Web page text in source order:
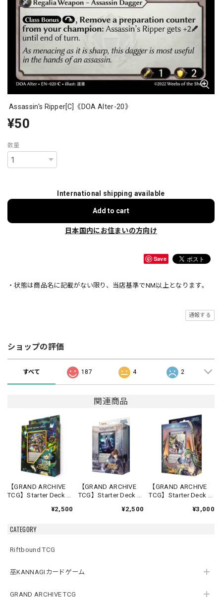
CATEGORY
Riftbound TCG
巫KANNAGIカードゲーム
GRAND ARCHIVE TCG
Assassin's Ripper[C]《DOA Alter-20》
¥50
数量
International shipping available
Add to cart
日本国内にお住まいの方向け
Save
・状態は商品名に記載がない限り、当店基準でNM以上となります。
通報する
ショップの評価
すべて 187 4 2
関連商品
【GRAND ARCHIVE
TCG】Starter Deck -
Ashes】《英語版》
¥2,500
【GRAND ARCHIVE
TCG】Starter Deck -
Ashes】《英語版》
¥2,500
【GRAND ARCHIVE
TCG】Starter Deck -
Ashes】《英語版》
¥3,000